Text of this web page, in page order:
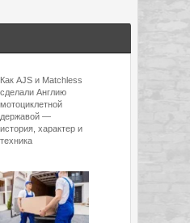
Как AJS и Matchless
сделали Англию
мотоциклетной
державой —
история, характер и
техника